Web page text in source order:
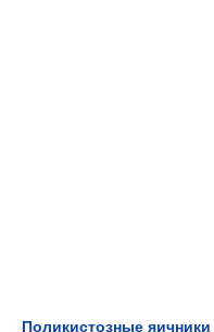
Поликистозные яичники